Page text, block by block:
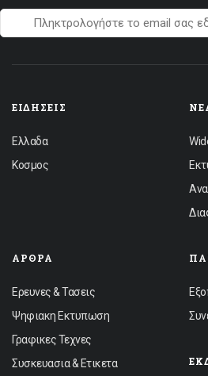
ΕΙΔΉΣΕΙΣ
Ελλαδα
Κοσμος
ΆΡΘΡΑ
Ερευνες & Τασεις
Ψηφιακη Εκτυπωση
Γραφικες Τεχνες
Συσκευασια & Ετικετα